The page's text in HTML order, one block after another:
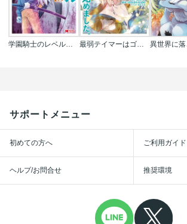
学園騎士のレベルアップ!レベル1000超えの転生者､落ちこぼれクラスに入学｡そして､(コミック) 最弱テイマーはゴミ拾いの旅を始めました｡@COMIC
サポートメニュー
初めての方へ ご利用ガイド
ヘルプ/お問合せ 推奨環境